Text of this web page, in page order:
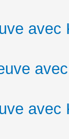
avec
avec